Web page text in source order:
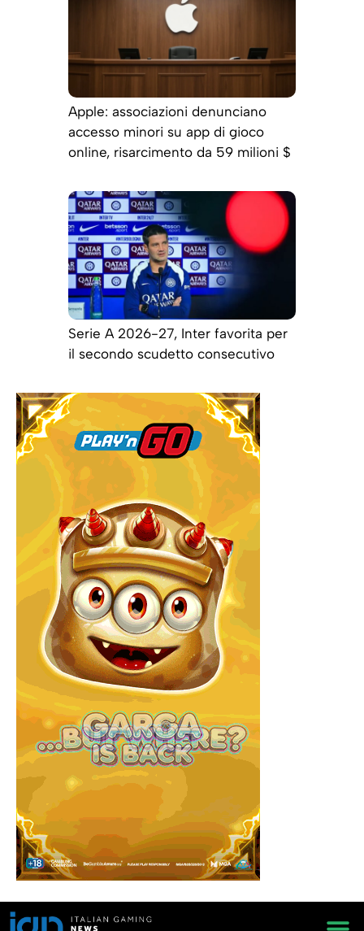
Apple: associazioni denunciano
accesso minori su app di gioco
online, risarcimento da 59 milioni $
Serie A 2026-27, Inter favorita per
il secondo scudetto consecutivo